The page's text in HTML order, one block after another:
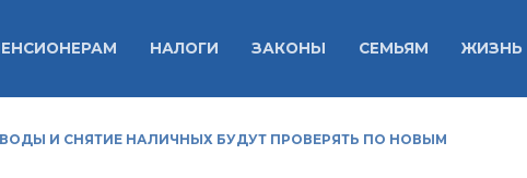
НАЛОГИ ЗАКОНЫ СЕМЬЯМ ЖИЗНЬ
И СНЯТИЕ НАЛИЧНЫХ БУДУТ ПРОВЕРЯТЬ ПО НОВЫМ